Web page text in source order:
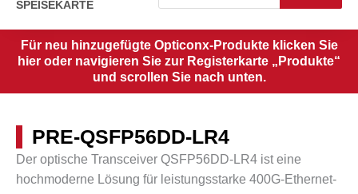
SPEISEKARTE
Für neu hinzugefügte Opticonx-Produkte klicken Sie
hier oder navigieren Sie zur Registerkarte „Produkte“
und scrollen Sie nach unten.
PRE-QSFP56DD-LR4
Der optische Transceiver QSFP56DD-LR4 ist eine
hochmoderne Lösung für leistungsstarke 400G-Ethernet-